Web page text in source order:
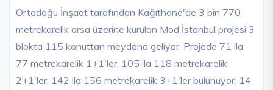
Ortadoğu İnşaat tarafından Kağıthane'de 3 bin 770
metrekarelik arsa üzerine kurulan Mod İstanbul projesi 3
blokta 115 konuttan meydana geliyor. Projede 71 ila
77 metrekarelik 1+1'ler, 105 ila 118 metrekarelik
2+1'ler, 142 ila 156 metrekarelik 3+1'ler bulunuyor. 14